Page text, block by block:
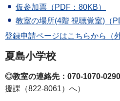
仮参加票（PDF：80KB）
教室の場所(4階 視聴覚室)（
登録申請ページはこちらから（
夏島小学校
◎教室の連絡先：070-1070-0290
援課（822-8061）へ）